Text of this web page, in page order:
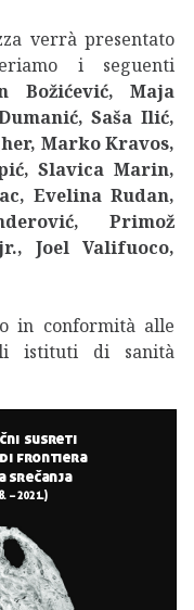
verrà presentato
i seguenti
Božićević, Maja
Saša Ilić,
Marko Kravos,
Slavica Marin,
Evelina Rudan,
Primož
Joel Valifuoco,
in conformità alle
istituti di sanità